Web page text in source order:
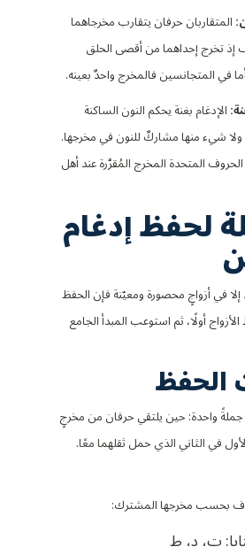
المتقاربان حرفان يتقارب مخرجاهما
إذ تخرج إحداهما من أقصى الحلق
في المتجانسين فالمخرج واحدٌ بعينه.
الإدغام بغنة يحكم النون الساكنة
شيء منها مشاركٌ للنون في مخرجها.
المتحدة المخرج المُقرَّرة عند أهل
لحفظ إدغام
في أزواجٍ محصورة ومعيّنة فإن الحفظ
أولًا، ثم استوعب المبدأ الجامع
الحفظ
واحدة: حين يلتقي حرفان من مخرجٍ
في الثاني الذي حمل ثقلهما معًا.
بحسب مخرجها المشترك: